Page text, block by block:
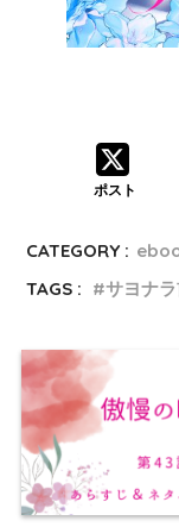
ポスト
CATEGORY :
TAGS :
サヨナ